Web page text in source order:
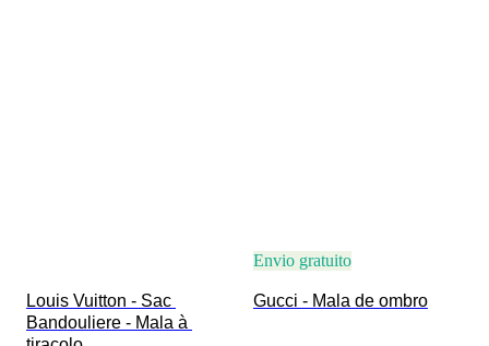
Louis Vuitton - Sac
Bandouliere - Mala à
Envio gratuito
Gucci - Mala de ombro